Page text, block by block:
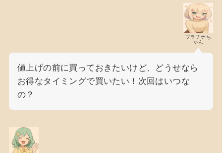
プラチナち
ゃん
値上げの前に買っておきたいけど、どうせなら
お得なタイミングで買いたい！次回はいつな
の？